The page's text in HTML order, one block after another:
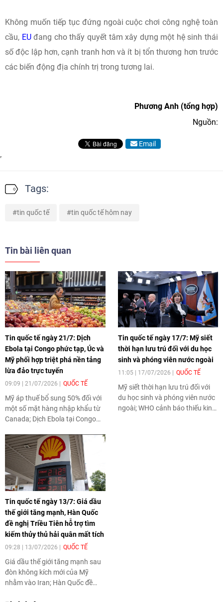
Không muốn tiếp tục đứng ngoài cuộc chơi công nghệ toàn
cầu, EUđang cho thấy quyết tâm xây dựng một hệ sinh thái
số độc lập hơn, cạnh tranh hơn và ít bị tổn thương hơn trước
các biến động địa chính trị trong tương lai.
Phương Anh (tổng hợp)
Nguồn:
Email
Tags:
tin quốc tế tin quốc tế hôm nay
Tin bài liên quan
Tin quốc tế ngày 21/7: Dịch
Ebola tại Congo phức tạp, Úc và
Mỹ phối hợp triệt phá nền tảng
lừa đảo trực tuyến
09:09 | 21/07/2026 QUỐC TẾ
Mỹ áp thuế bổ sung 50% đối với
một số mặt hàng nhập khẩu từ
Canada; Dịch Ebola tại Congo
người tử vong; Đức và Mỹ phối
hợp triệt phá nền tảng lừa đảo
trực tuyến quy mô toàn cầu... là
tin tức quốc tế đáng chú ý ngày
21/7.
Tin quốc tế ngày 17/7: Mỹ siết
thời hạn lưu trú đối với du học
sinh và phóng viên nước ngoài
11:05 | 17/07/2026 QUỐC TẾ
Mỹ siết thời hạn lưu trú đối với
du học sinh và phóng viên nước
ngoài; WHO cảnh báo thiếu kinh
Tin quốc tế ngày 13/7: Giá dầu
thế giới tăng mạnh, Hàn Quốc
đề nghị Triều Tiên hỗ trợ tìm
kiếm thủy thủ hải quân mất tích
09:28 | 13/07/2026 QUỐC TẾ
Giá dầu thế giới tăng mạnh sau
đòn không kích mới của Mỹ
nhằm vào Iran; Hàn Quốc đề